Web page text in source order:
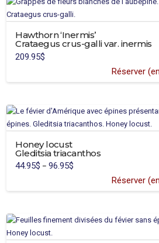
Hawthorn ‘Inermis’
Crataegus crus-galli var. inermis
209.95$
Réserver
Honey locust
Gleditsia triacanthos
44.95$ – 96.95$
96.95$
Réserver